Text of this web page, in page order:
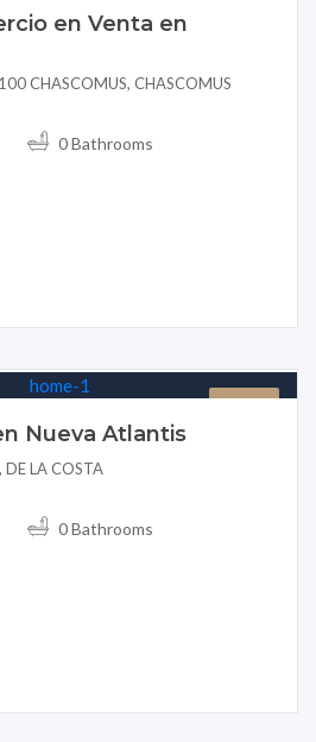
en Venta en
CHASCOMUS, CHASCOMUS
0 Bathrooms
Nueva Atlantis
DE LA COSTA
0 Bathrooms